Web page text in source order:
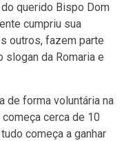
querido Bispo Dom
cumpriu sua
outros, fazem parte
slogan da Romaria e
de forma voluntária na
cerca de 10
começa a ganhar